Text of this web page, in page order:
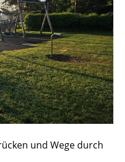
und Wege durch